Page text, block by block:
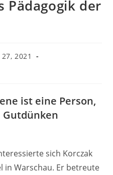
Pädagogik der
2021
ist eine Person,
sich Korczak
in Warschau. Er betreute